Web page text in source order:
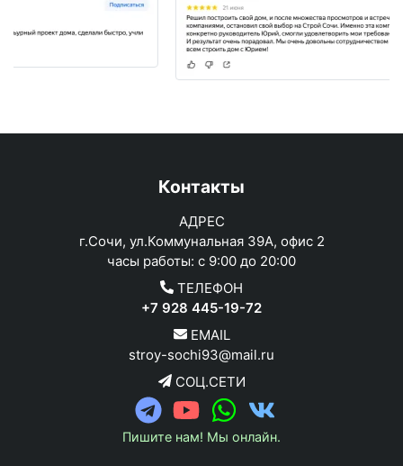
Контакты
АДРЕС
г.Сочи, ул.Коммунальная 39А, офис 2
часы работы: с 9:00 до 20:00
ТЕЛЕФОН
+7 928 445-19-72
EMAIL
stroy-sochi93@mail.ru
СОЦ.СЕТИ
Пишите нам! Мы онлайн.